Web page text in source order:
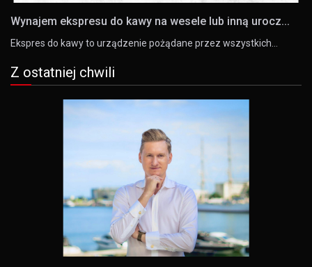
Wynajem ekspresu do kawy na wesele lub inną urocz...
Ekspres do kawy to urządzenie pożądane przez wszystkich…
Z ostatniej chwili